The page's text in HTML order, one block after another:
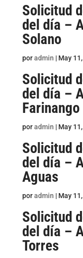
Solicitud
del día –
Solano
poradmin | May
Solicitud
del día –
Farinango
poradmin | May
Solicitud
del día –
Aguas
poradmin | May
Solicitud
del día –
Torres